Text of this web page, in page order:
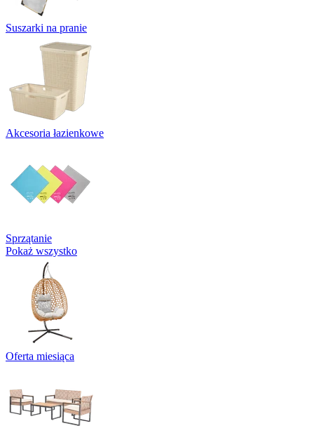
Suszarki na pranie
Akcesoria łazienkowe
Sprzątanie
Pokaż wszystko
Oferta miesiąca